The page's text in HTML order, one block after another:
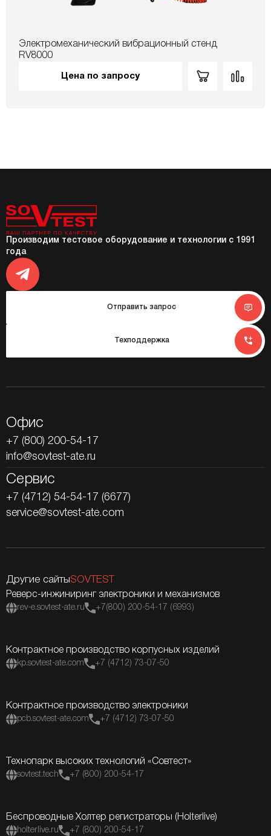
Электромеханический вибрационный стенд
RV8000
Цена по запросу
Производим тестовое оборудование и технологии с 1991
года
Отправить запрос
Техподдержка
Офис
+7 (800) 200-54-17
info@sovtest-ate.ru
Сервис
+7 (4712) 54-54-17 (6677)
service@sovtest-ate.com
Другие сайтыSOVTEST
Реверс-инжиниринг электроники и механизмов
rev-e.sovtest-ate.ru +7(800) 200-54-17 (6993)
Контрактное производство корпусных изделий
kp.sovtest-ate.com +7 (4712) 73-07-50
Контрактное производство электроники
pcb.sovtest-ate.com +7 (4712) 73-07-50
Технопарк высоких технологий «Совтест»
sovtest.tech +7 (800) 200-54-17
Беспроводные Холтер регистраторы (Holterlive)
holterlive.ru +7 (800) 200-54-17